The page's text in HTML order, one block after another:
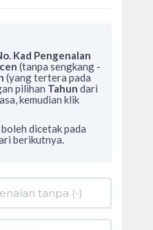
Kad Pengenalan
(tanpa sengkang -
(yang tertera pada
pilihan Tahun dari
kemudian klik
dicetak pada
berikutnya.